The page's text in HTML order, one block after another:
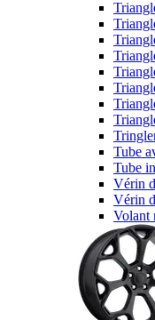
Tube
Tube
Vérin
Vérin
Volant